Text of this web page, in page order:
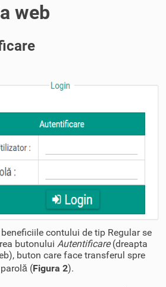
web
contului de tip Regular se
butonului Autentificare(dreapta
buton care face transferul spre
(Figura 2).